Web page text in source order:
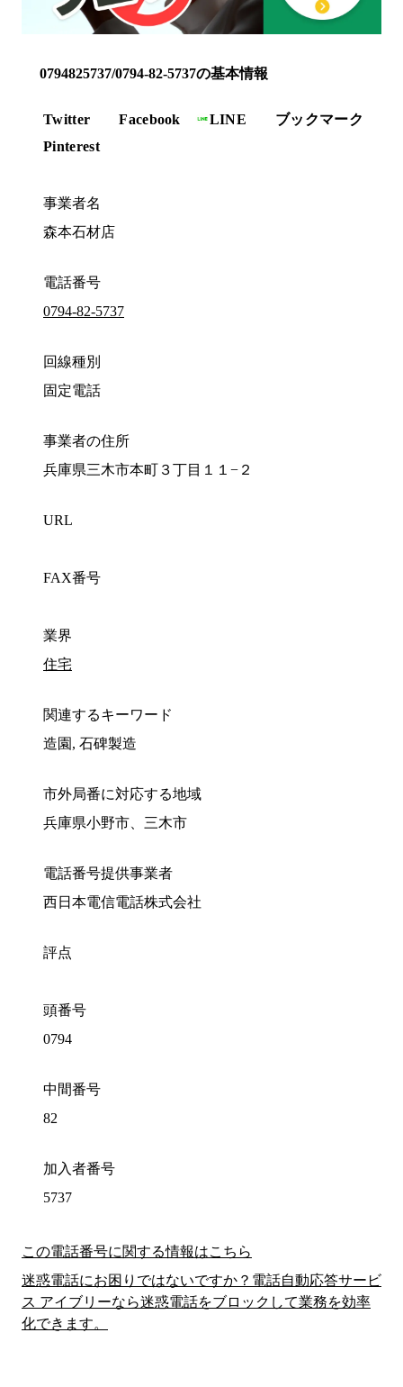
0794825737/0794-82-5737の基本情報
Twitter Facebook LINE
ブックマーク
Pinterest
事業者名
森本石材店
電話番号
0794-82-5737
回線種別
固定電話
事業者の住所
兵庫県三木市本町３丁目１１−２
URL
FAX番号
業界
住宅
関連するキーワード
造園, 石碑製造
市外局番に対応する地域
兵庫県小野市、三木市
電話番号提供事業者
西日本電信電話株式会社
評点
頭番号
0794
中間番号
82
加入者番号
5737
この電話番号に関する情報はこちら
迷惑電話にお困りではないですか？電話自動応答サービ
ス アイブリーなら迷惑電話をブロックして業務を効率
化できます。